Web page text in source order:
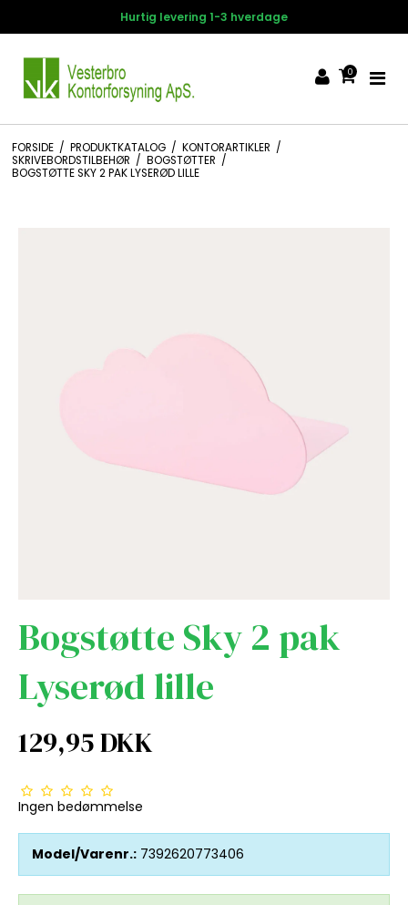
Hurtig levering 1-3 hverdage
0
FORSIDE / PRODUKTKATALOG / KONTORARTIKLER /
SKRIVEBORDSTILBEHØR / BOGSTØTTER /
BOGSTØTTE SKY 2 PAK LYSERØD LILLE
Bogstøtte Sky 2 pak
Lyserød lille
129,95 DKK
Ingen bedømmelse
Model/Varenr.: 7392620773406